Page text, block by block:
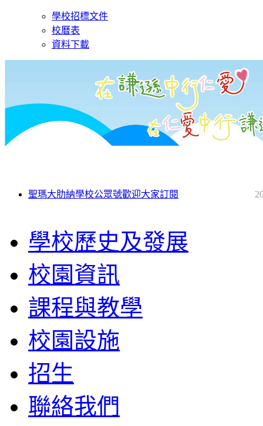
學校招標文件
校曆表
資料下載
聖瑪大肋納學校公眾號歡迎大家訂閱
學校歷史及發展
校園資訊
課程與教學
校園設施
招生
聯絡我們